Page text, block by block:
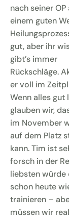
nach seiner OP
einem guten
gut, aber ihr
gibt’s immer
Rückschläge.
er voll im
Wenn alles gut
glauben wir,
im November
auf dem Platz
kann. Tim ist
forsch in der
liebsten würde
schon heute
trainieren –
müssen wir